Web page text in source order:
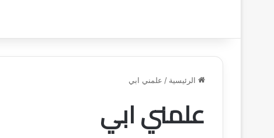
الرئيسية / علمني ابي
علمني ابي